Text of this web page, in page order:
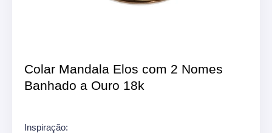
Colar Mandala Elos com 2 Nomes
Banhado a Ouro 18k
Inspiração: